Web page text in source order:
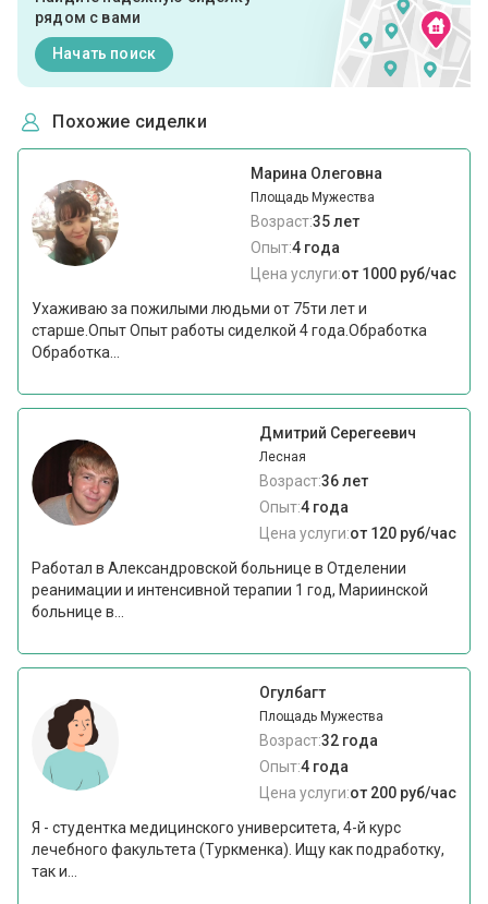
рядом с вами
Начать поиск
Похожие сиделки
Марина Олеговна
Площадь Мужества
Возраст:35 лет
Опыт:4 года
Цена услуги:от 1000 руб/час
Ухаживаю за пожилыми людьми от 75ти лет и
старше.Опыт Опыт работы сиделкой 4 года.Обработка
Обработка...
Дмитрий Серегеевич
Лесная
Возраст:36 лет
Опыт:4 года
Цена услуги:от 120 руб/час
Работал в Александровской больнице в Отделении
реанимации и интенсивной терапии 1 год, Мариинской
больнице в...
Огулбагт
Площадь Мужества
Возраст:32 года
Опыт:4 года
Цена услуги:от 200 руб/час
Я - студентка медицинского университета, 4-й курс
лечебного факультета (Туркменка). Ищу как подработку,
так и...